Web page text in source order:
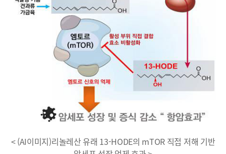
< (AI이미지)리놀레산 유래 13-HODE의 mTOR 직접 저해 기반